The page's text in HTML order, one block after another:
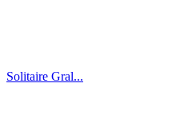
Solitaire Gral...